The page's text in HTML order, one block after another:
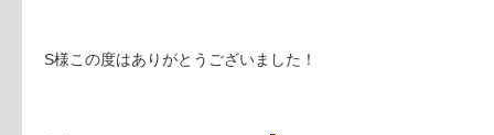
S様この度はありがとうございました！